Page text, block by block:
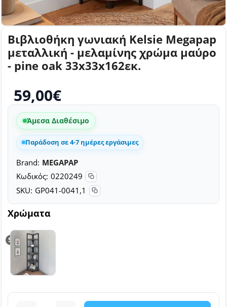
SELLING FAST
Βιβλιοθήκη γωνιακή Kelsie Megapap
μεταλλική - μελαμίνης χρώμα μαύρο
- pine oak 33x33x162εκ.
59,00€
Άμεσα Διαθέσιμο
Παράδοση σε 4-7 ημέρες εργάσιμες
Brand: MEGAPAP
Κωδικός: 0220249
SKU: GP041-0041,1
Χρώματα